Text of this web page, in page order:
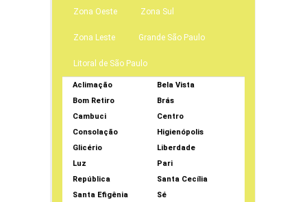
Zona Oeste Zona Sul
Zona Leste Grande São Paulo
Litoral de São Paulo
Aclimação
Bela Vista
Bom Retiro
Brás
Cambuci
Centro
Consolação
Higienópolis
Glicério
Liberdade
Luz
Pari
República
Santa Cecília
Santa Efigênia
Sé